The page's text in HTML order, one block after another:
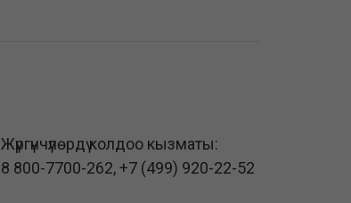
Жүргүнчүлөрдү колдоо кызматы:
8 800-7700-262,+7 (499) 920-22-52